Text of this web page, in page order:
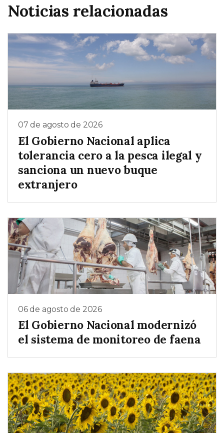
Noticias relacionadas
07 de agosto de 2026
El Gobierno Nacional aplica
tolerancia cero a la pesca ilegal y
sanciona un nuevo buque
extranjero
06 de agosto de 2026
El Gobierno Nacional modernizó
el sistema de monitoreo de faena